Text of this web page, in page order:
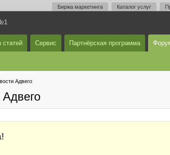
Биржа маркетинга Каталог услуг
статей Сервис Партнёрская программа
Адвего